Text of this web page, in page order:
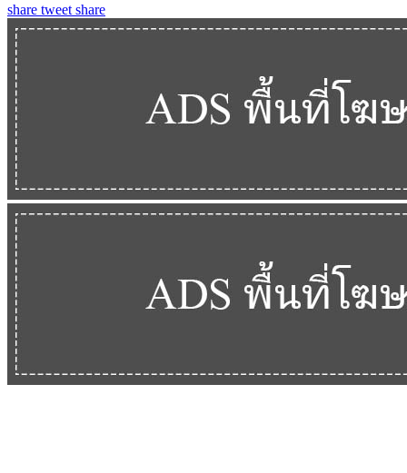
share tweet share